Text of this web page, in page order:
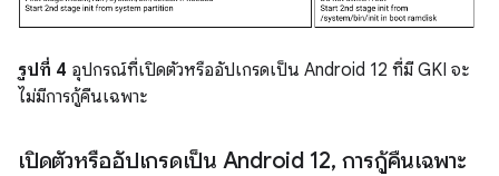
รูปที่ 4 อุปกรณ์ที่เปิดตัวหรืออัปเกรดเป็น Android 12 ที่มี GKI จะ
ไม่มีการกู้คืนเฉพาะ
เปิดตัวหรืออัปเกรดเป็น Android 12, การกู้คืนเฉพาะ